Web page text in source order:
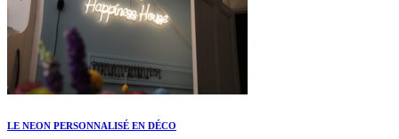
LE NEON PERSONNALISÉ EN DÉCO